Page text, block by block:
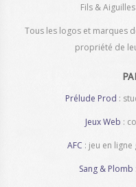
Fils &
Tous les logos et marques
propriété de
Prélude Prod :
Jeux Web :
AFC : jeu en
Sang & Plomb